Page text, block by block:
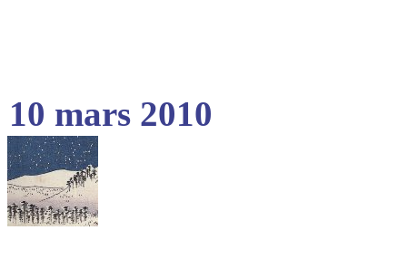
10 mars 2010